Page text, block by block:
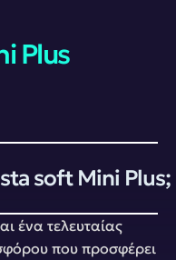
Plus
soft Mini Plus;
ένα τελευταίας
που προσφέρει